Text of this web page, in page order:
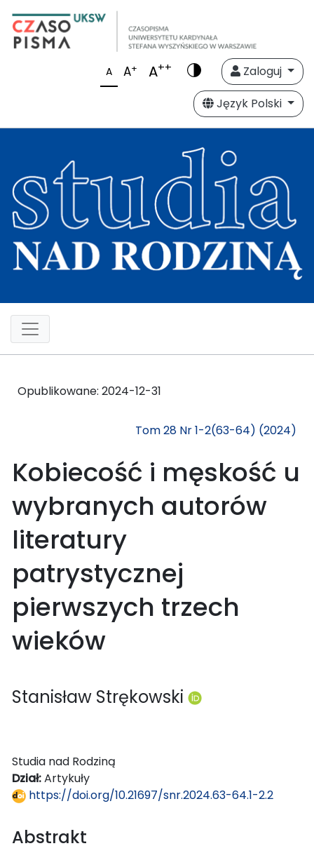
A A+ A++
Zaloguj
Język Polski
Opublikowane: 2024-12-31
Tom 28 Nr 1-2(63-64) (2024)
Kobiecość i męskość u
wybranych autorów
literatury
patrystycznej
pierwszych trzech
wieków
Stanisław Strękowski
Studia nad Rodziną
Dział:Artykuły
https://doi.org/10.21697/snr.2024.63-64.1-2.2
Abstrakt